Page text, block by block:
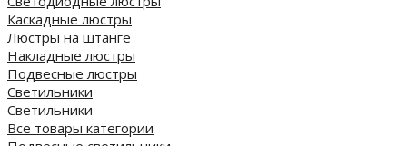
Каскадные люстры
Люстры на штанге
Накладные люстры
Подвесные люстры
Светильники
Светильники
Все товары категории